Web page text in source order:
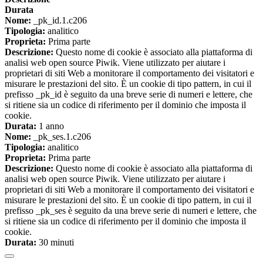
Durata
Nome: _pk_id.1.c206
Tipologia: analitico
Proprieta: Prima parte
Descrizione: Questo nome di cookie è associato alla piattaforma di
analisi web open source Piwik. Viene utilizzato per aiutare i
proprietari di siti Web a monitorare il comportamento dei visitatori e
misurare le prestazioni del sito. È un cookie di tipo pattern, in cui il
prefisso _pk_id è seguito da una breve serie di numeri e lettere, che
si ritiene sia un codice di riferimento per il dominio che imposta il
cookie.
Durata: 1 anno
Nome: _pk_ses.1.c206
Tipologia: analitico
Proprieta: Prima parte
Descrizione: Questo nome di cookie è associato alla piattaforma di
analisi web open source Piwik. Viene utilizzato per aiutare i
proprietari di siti Web a monitorare il comportamento dei visitatori e
misurare le prestazioni del sito. È un cookie di tipo pattern, in cui il
prefisso _pk_ses è seguito da una breve serie di numeri e lettere, che
si ritiene sia un codice di riferimento per il dominio che imposta il
cookie.
Durata: 30 minuti